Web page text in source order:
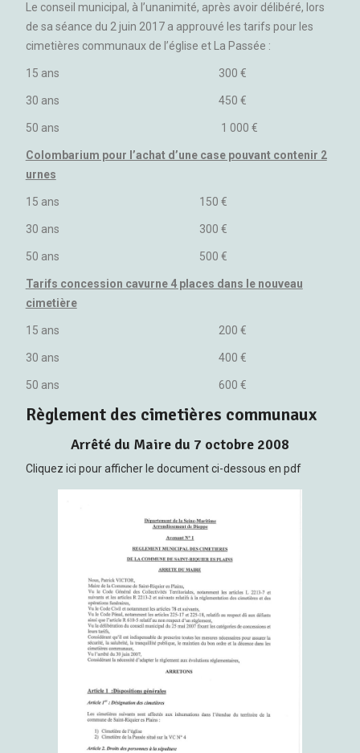
Le conseil municipal, à l’unanimité, après avoir délibéré, lors
de sa séance du 2 juin 2017 a approuvé les tarifs pour les
cimetières communaux de l’église et La Passée :
15 ans 300 €
30 ans 450 €
50 ans 1 000 €
Colombarium pour l’achat d’une case pouvant contenir 2
urnes
15 ans 150 €
30 ans 300 €
50 ans 500 €
Tarifs concession cavurne 4 places dans le nouveau
cimetière
15 ans 200 €
30 ans 400 €
50 ans 600 €
Règlement des cimetières communaux
Arrêté du Maire du 7 octobre 2008
Cliquez ici pour afficher le document ci-dessous en pdf